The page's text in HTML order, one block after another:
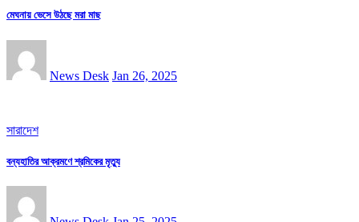
মেঘনায় ভেসে উঠছে মরা মাছ
News Desk Jan 26, 2025
সারাদেশ
বন্যহাতির আক্রমণে শ্রমিকের মৃত্যু